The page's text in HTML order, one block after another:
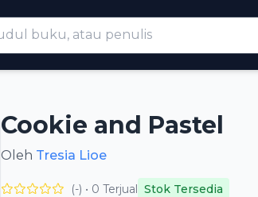
Cookie and Pastel
Oleh Tresia Lioe
(-) • 0 Terjual Stok Tersedia